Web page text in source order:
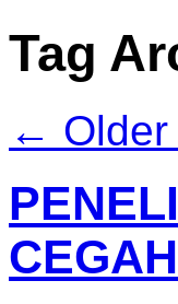
Tag
←